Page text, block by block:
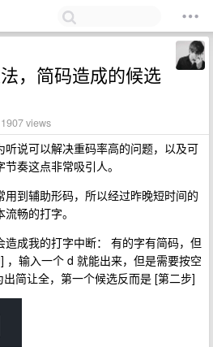
，简码造成的候选
views
说可以解决重码率高的问题，以及可
奏这点非常吸引人。
到辅助形码，所以经过昨晚短时间的
畅的打字。
成我的打字中断： 有的字有简码，但
，输入一个 d 就能出来，但是需要按空
简让全，第一个候选反而是 [第二步]